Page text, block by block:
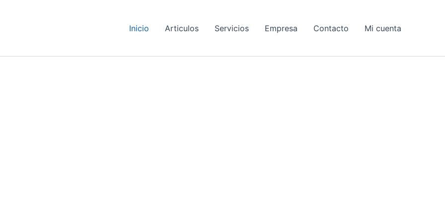
Inicio Articulos Servicios Empresa Contacto Mi cuenta